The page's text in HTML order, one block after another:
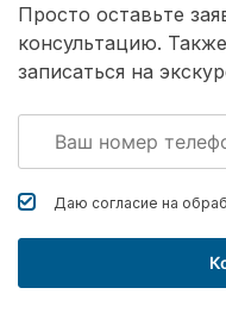
Просто оставьте
консультацию.
записаться на
Даю согласие на